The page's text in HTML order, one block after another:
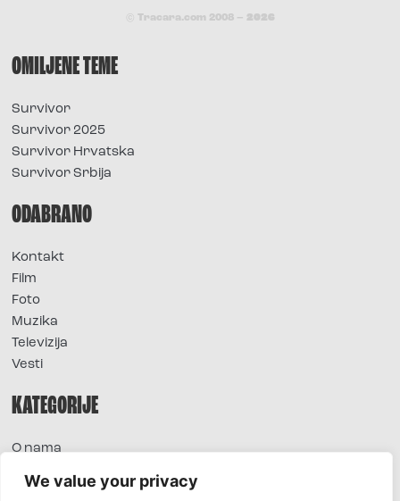
We value your privacy
© Tracara.com 2008 – 2026
OMILJENE TEME
Survivor
Survivor 2025
Survivor Hrvatska
Survivor Srbija
ODABRANO
Kontakt
Film
Foto
Muzika
Televizija
Vesti
KATEGORIJE
O nama
Extra